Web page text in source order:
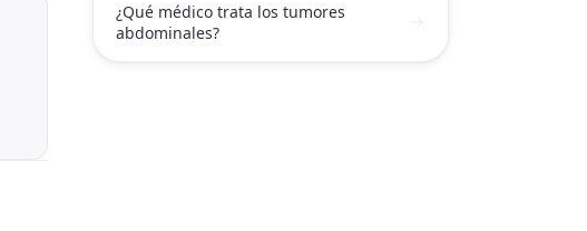
¿Qué médico trata los tumores
abdominales?